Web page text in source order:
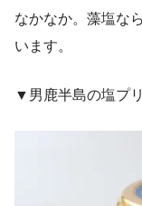
なかなか。藻塩な
います。
▼男鹿半島の塩プ